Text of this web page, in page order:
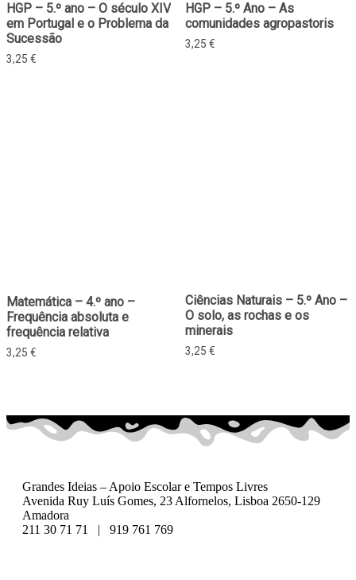
HGP – 5.º ano – O século XIV
em Portugal e o Problema da
Sucessão
3,25 €
HGP – 5.º Ano – As
comunidades agropastoris
3,25 €
Matemática – 4.º ano –
Frequência absoluta e
frequência relativa
3,25 €
Ciências Naturais – 5.º Ano –
O solo, as rochas e os
minerais
3,25 €
Grandes Ideias – Apoio Escolar e Tempos Livres
Avenida Ruy Luís Gomes, 23 Alfornelos, Lisboa 2650-129
Amadora
211 30 71 71 | 919 761 769